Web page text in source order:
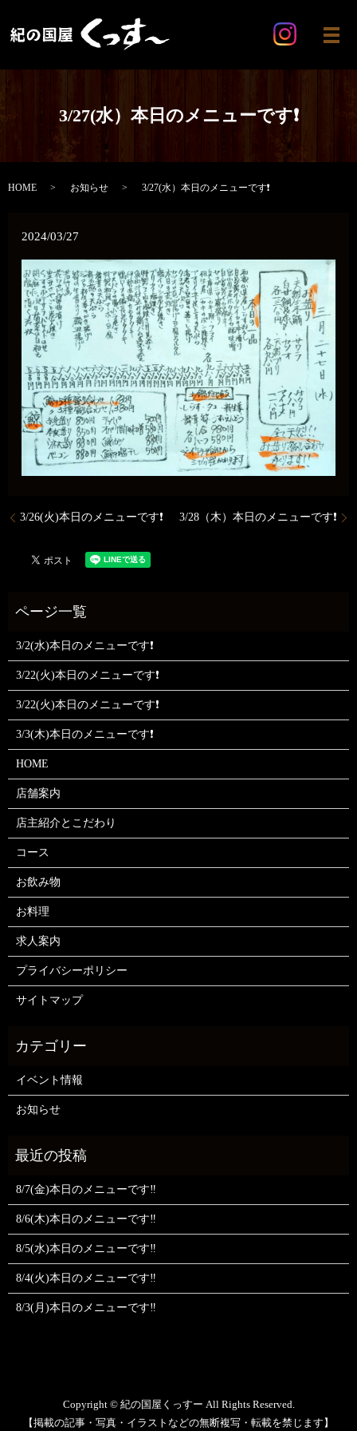
メ
3/27(水）本日のメニューです❗
HOME お知らせ 3/27(水）本日のメニューです❗
2024/03/27
3/26(火)本日のメニューです❗ 3/28（木）本日のメニューです❗
3/2(水)本日のメニューです❗
3/22(火)本日のメニューです❗
3/22(火)本日のメニューです❗
3/3(木)本日のメニューです❗
HOME
店舗案内
店主紹介とこだわり
コース
お飲み物
お料理
求人案内
プライバシーポリシー
サイトマップ
イベント情報
お知らせ
8/7(金)本日のメニューです‼️
8/6(木)本日のメニューです‼️
8/5(水)本日のメニューです‼️
8/4(火)本日のメニューです‼️
8/3(月)本日のメニューです‼️
Copyright © 紀の国屋くっすー All Rights Reserved.
【掲載の記事・写真・イラストなどの無断複写・転載を禁じます】